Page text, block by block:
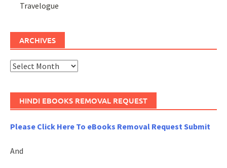
Travelogue
ARCHIVES
Archives
HINDI EBOOKS REMOVAL REQUEST
Please Click Here To eBooks Removal Request Submit
And